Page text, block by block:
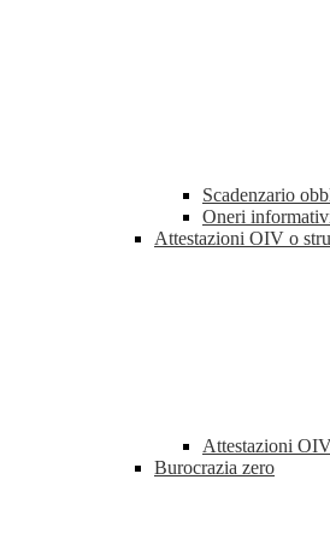
Scadenzario
Oneri
Attestazioni OIV o
Attestazioni
Burocrazia zero